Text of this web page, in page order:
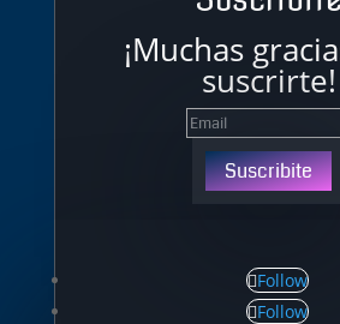
¡Muchas
suscrirte!
Suscribite
Follow
Follow